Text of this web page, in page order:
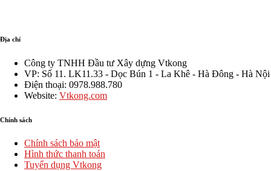
Địa chỉ
Công ty TNHH Đầu tư Xây dựng Vtkong
VP: Số 11. LK11.33 - Dọc Bún 1 - La Khê - Hà Đông - Hà Nội
Điện thoại: 0978.988.780
Website: Vtkong.com
Chính sách
Chính sách bảo mật
Hình thức thanh toán
Tuyển dụng Vtkong